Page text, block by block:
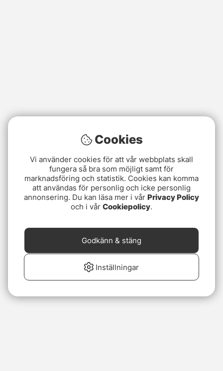
Cookies
Vi använder cookies för att vår webbplats skall
fungera så bra som möjligt samt för
marknadsföring och statistik. Cookies kan komma
att användas för personlig och icke personlig
annonsering. Du kan läsa mer i vår Privacy Policy
och i vår Cookiepolicy.
Inställningar
Godkänn & stäng